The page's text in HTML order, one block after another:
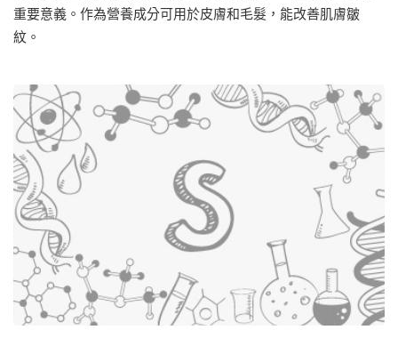
重要意義。作為營養成分可用於皮膚和毛髮，能改善肌膚皺
紋。